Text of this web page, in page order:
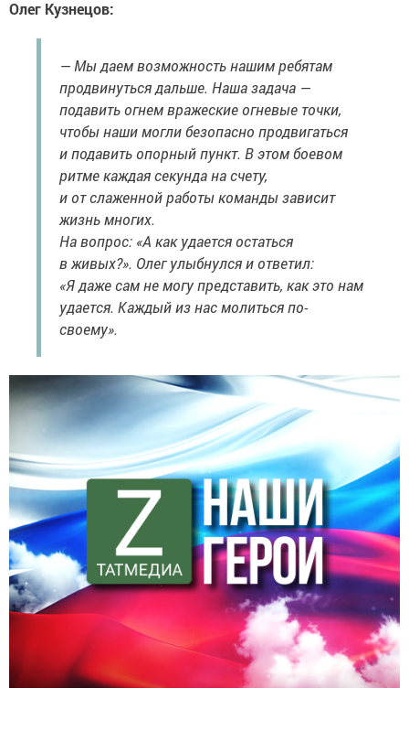
Олег Кузнецов:
— Мы даем возможность нашим ребятам
продвинуться дальше. Наша задача —
подавить огнем вражеские огневые точки,
чтобы наши могли безопасно продвигаться
и подавить опорный пункт. В этом боевом
ритме каждая секунда на счету,
и от слаженной работы команды зависит
жизнь многих.
На вопрос: «А как удается остаться
в живых?». Олег улыбнулся и ответил:
«Я даже сам не могу представить, как это нам
удается. Каждый из нас молиться по-
своему».